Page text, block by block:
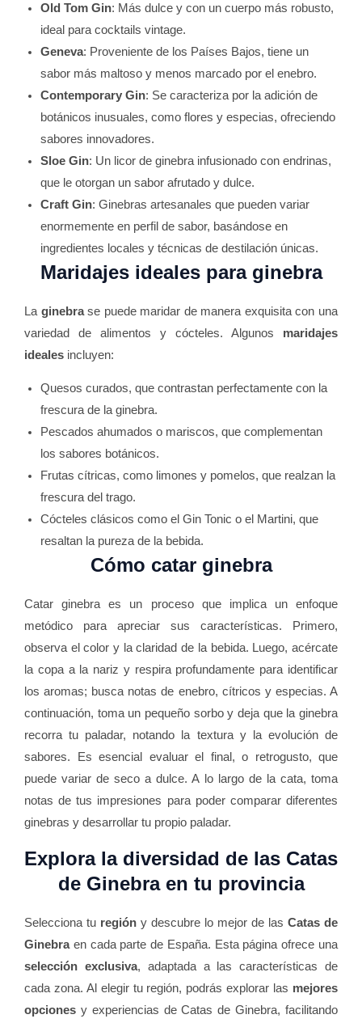
Old Tom Gin: Más dulce y con un cuerpo más robusto,
ideal para cocktails vintage.
Geneva: Proveniente de los Países Bajos, tiene un
sabor más maltoso y menos marcado por el enebro.
Contemporary Gin: Se caracteriza por la adición de
botánicos inusuales, como flores y especias, ofreciendo
sabores innovadores.
Sloe Gin: Un licor de ginebra infusionado con endrinas,
que le otorgan un sabor afrutado y dulce.
Craft Gin: Ginebras artesanales que pueden variar
enormemente en perfil de sabor, basándose en
ingredientes locales y técnicas de destilación únicas.
Maridajes ideales para ginebra
La ginebrase puede maridar de manera exquisita con una
variedad de alimentos y cócteles. Algunos maridajes
ideales incluyen:
Quesos curados, que contrastan perfectamente con la
frescura de la ginebra.
Pescados ahumados o mariscos, que complementan
los sabores botánicos.
Frutas cítricas, como limones y pomelos, que realzan la
frescura del trago.
Cócteles clásicos como el Gin Tonic o el Martini, que
resaltan la pureza de la bebida.
Cómo catar ginebra
Catar ginebra es un proceso que implica un enfoque
metódico para apreciar sus características. Primero,
observa el color y la claridad de la bebida. Luego, acércate
la copa a la nariz y respira profundamente para identificar
los aromas; busca notas de enebro, cítricos y especias. A
continuación, toma un pequeño sorbo y deja que la ginebra
recorra tu paladar, notando la textura y la evolución de
sabores. Es esencial evaluar el final, o retrogusto, que
puede variar de seco a dulce. A lo largo de la cata, toma
notas de tus impresiones para poder comparar diferentes
ginebras y desarrollar tu propio paladar.
Explora la diversidad de las Catas
de Ginebra en tu provincia
Selecciona tu región y descubre lo mejor de las Catas de
Ginebraen cada parte de España. Esta página ofrece una
selección exclusiva, adaptada a las características de
cada zona. Al elegir tu región, podrás explorar las mejores
opciones y experiencias de Catas de Ginebra, facilitando